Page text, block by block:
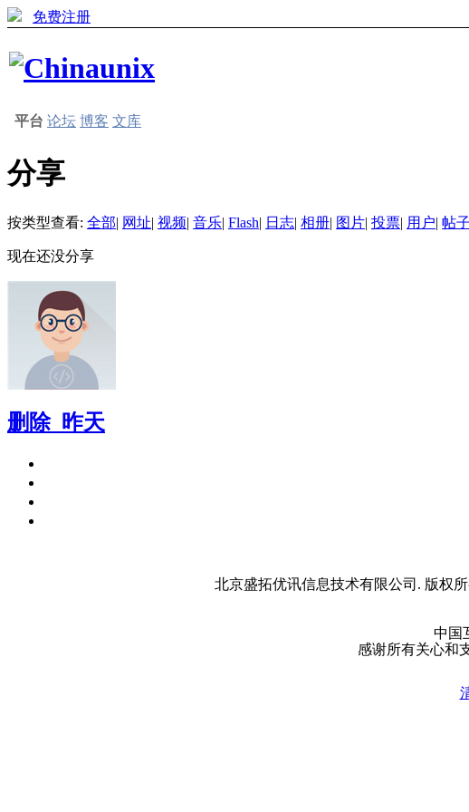
免费注册
平台 论坛 博客 文库
分享
按类型查看: 全部| 网址| 视频| 音乐| Flash| 日志| 相册| 图片| 投票| 用户| 帖子
现在还没分享
删除_昨天
北京盛拓优讯信息技术有限公司. 版权
中国
感谢所有关心和